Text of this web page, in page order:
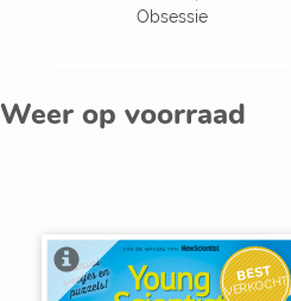
Obsessie
Weer op voorraad
BEST
VERKOCHT